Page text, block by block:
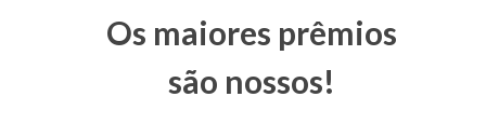
Os maiores prêmios
são nossos!